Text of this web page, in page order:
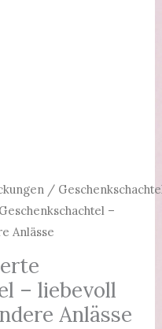
/
–
Anlässe
– liebevoll
Anlässe